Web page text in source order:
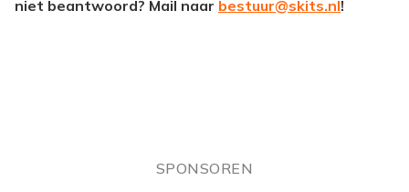
niet beantwoord? Mail naar bestuur@skits.nl!
SPONSOREN